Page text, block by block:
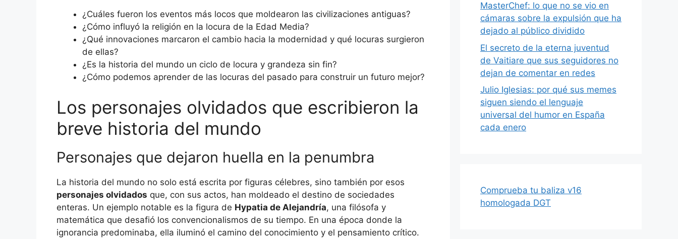
¿Cuáles fueron los eventos más locos que moldearon las civilizaciones antiguas?
¿Cómo influyó la religión en la locura de la Edad Media?
¿Qué innovaciones marcaron el cambio hacia la modernidad y qué locuras surgieron
de ellas?
¿Es la historia del mundo un ciclo de locura y grandeza sin fin?
¿Cómo podemos aprender de las locuras del pasado para construir un futuro mejor?
Los personajes olvidados que escribieron la
breve historia del mundo
Personajes que dejaron huella en la penumbra
La historia del mundo no solo está escrita por figuras célebres, sino también por esos
personajes olvidados que, con sus actos, han moldeado el destino de sociedades
enteras. Un ejemplo notable es la figura de Hypatia de Alejandría, una filósofa y
matemática que desafió los convencionalismos de su tiempo. En una época donde la
ignorancia predominaba, ella iluminó el camino del conocimiento y el pensamiento crítico.
MasterChef: lo que no se vio en
cámaras sobre la expulsión que ha
dejado al público dividido
El secreto de la eterna juventud
de Vaitiare que sus seguidores no
dejan de comentar en redes
Julio Iglesias: por qué sus memes
siguen siendo el lenguaje
universal del humor en España
cada enero
Comprueba tu baliza v16
homologada DGT